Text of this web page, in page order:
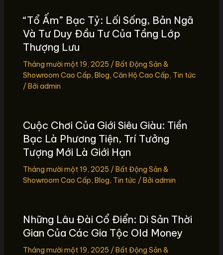
“Tổ Ấm” Bạc Tỷ: Lối Sống, Bản Ngã
Và Tư Duy Đầu Tư Của Tầng Lớp
Thượng Lưu
Tháng mười một 19, 2025 /Bất Động Sản &
Showroom Cao Cấp, Blog, Căn Hộ Cao Cấp, Tin tức
/ Bởi admin
Cuộc Chơi Của Giới Siêu Giàu: Tiền
Bạc Là Phương Tiện, Trí Tưởng
Tượng Mới Là Giới Hạn
Tháng mười một 19, 2025 /Bất Động Sản &
Showroom Cao Cấp, Blog, Tin tức / Bởi admin
Những Lâu Đài Cổ Điển: Di Sản Thời
Gian Của Các Gia Tộc Old Money
Tháng mười một 19, 2025 /Bất Động Sản &